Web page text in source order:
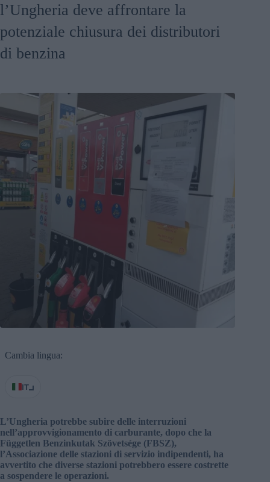
l’Ungheria deve affrontare la
potenziale chiusura dei distributori
di benzina
Cambia lingua:
IT
L’Ungheria potrebbe subire delle interruzioni
nell’approvvigionamento di carburante, dopo che la
Független Benzinkutak Szövetsége (FBSZ),
l’Associazione delle stazioni di servizio indipendenti, ha
avvertito che diverse stazioni potrebbero essere costrette
a sospendere le operazioni.